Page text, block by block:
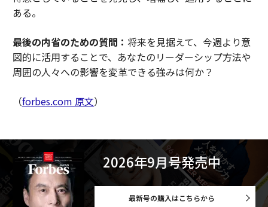
ある。
最後の内省のための質問： 将来を見据えて、今週より意
図的に活用することで、あなたのリーダーシップ方法や
周囲の人々への影響を変革できる強みは何か？
（forbes.com 原文）
2026年9月号発売中
最新号の購入はこちらから